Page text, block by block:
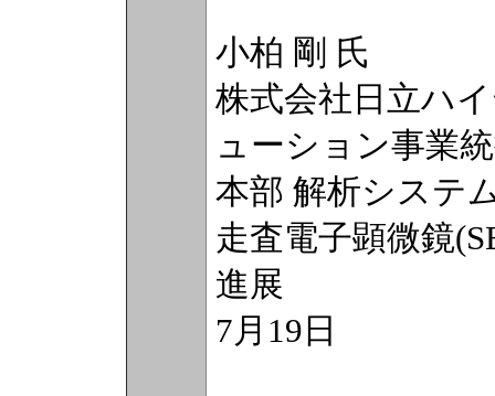
小柏 剛 氏
株式会社日立ハ
ューション事業
本部 解析システ
走査電子顕微鏡
進展
7月19日